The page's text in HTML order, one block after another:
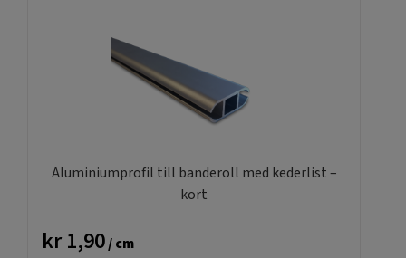
Aluminiumprofil till banderoll med kederlist –
kort
kr1,90/ cm